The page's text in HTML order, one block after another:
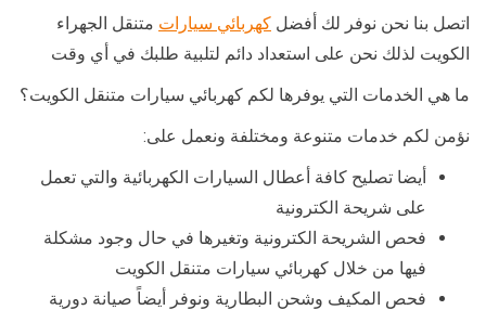
اتصل بنا نحن نوفر لك أفضل كهربائي سيارات متنقل الجهراء
الكويت لذلك نحن على استعداد دائم لتلبية طلبك في أي وقت
ما هي الخدمات التي يوفرها لكم كهربائي سيارات متنقل الكويت؟
نؤمن لكم خدمات متنوعة ومختلفة ونعمل على:
أيضا تصليح كافة أعطال السيارات الكهربائية والتي تعمل
على شريحة الكترونية
فحص الشريحة الكترونية وتغيرها في حال وجود مشكلة
فيها من خلال كهربائي سيارات متنقل الكويت
فحص المكيف وشحن البطارية ونوفر أيضاً صيانة دورية